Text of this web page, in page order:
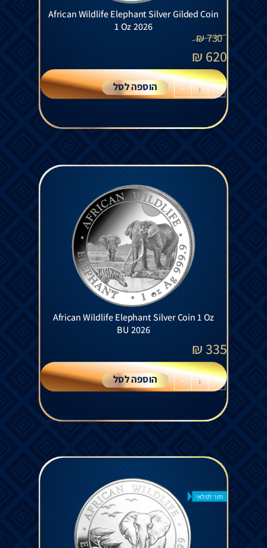
African Wildlife Elephant Silver Gilded Coin
1 Oz 2026
730
₪
620
₪
-
+ הוספה לסל
African Wildlife Elephant Silver Coin 1 Oz
BU 2026
335
₪
-
+ הוספה לסל
חזר למלאי